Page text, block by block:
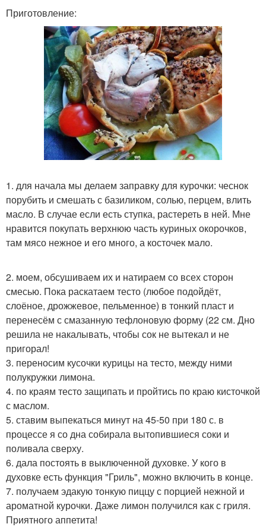
Приготовление:
1. для начала мы делаем заправку для курочки: чеснок
порубить и смешать с базиликом, солью, перцем, влить
масло. В случае если есть ступка, растереть в ней. Мне
нравится покупать верхнюю часть куриных окорочков,
там мясо нежное и его много, а косточек мало.
2. моем, обсушиваем их и натираем со всех сторон
смесью. Пока раскатаем тесто (любое подойдёт,
слоёное, дрожжевое, пельменное) в тонкий пласт и
перенесём с смазанную тефлоновую форму (22 см. Дно
решила не накалывать, чтобы сок не вытекал и не
пригорал!
3. переносим кусочки курицы на тесто, между ними
полукружки лимона.
4. по краям тесто защипать и пройтись по краю кисточкой
с маслом.
5. ставим выпекаться минут на 45-50 при 180 с. в
процессе я со дна собирала вытопившиеся соки и
поливала сверху.
6. дала постоять в выключенной духовке. У кого в
духовке есть функция "Гриль", можно включить в конце.
7. получаем эдакую тонкую пиццу с порцией нежной и
ароматной курочки. Даже лимон получился как с гриля.
Приятного аппетита!